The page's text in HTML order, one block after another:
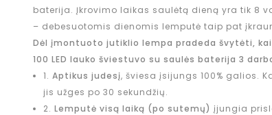
baterija. Įkrovimo laikas saulėtą dieną yra tik 8
– debesuotomis dienomis lemputė taip pat
Dėl įmontuoto jutiklio lempa pradeda švytėti,
100 LED lauko šviestuvo su saulės baterija 3
1. Aptikus judesį, šviesa įsijungs 100% galios.
jis užges po 30 sekundžių.
2. Lemputė visą laiką (po sutemų) įjungia